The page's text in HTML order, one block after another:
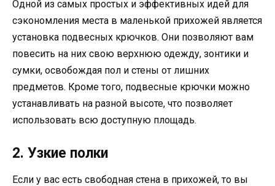
Одной из самых простых и эффективных идей для
сэкономления места в маленькой прихожей является
установка подвесных крючков. Они позволяют вам
повесить на них свою верхнюю одежду, зонтики и
сумки, освобождая пол и стены от лишних
предметов. Кроме того, подвесные крючки можно
устанавливать на разной высоте, что позволяет
использовать всю доступную площадь.
2. Узкие полки
Если у вас есть свободная стена в прихожей, то вы